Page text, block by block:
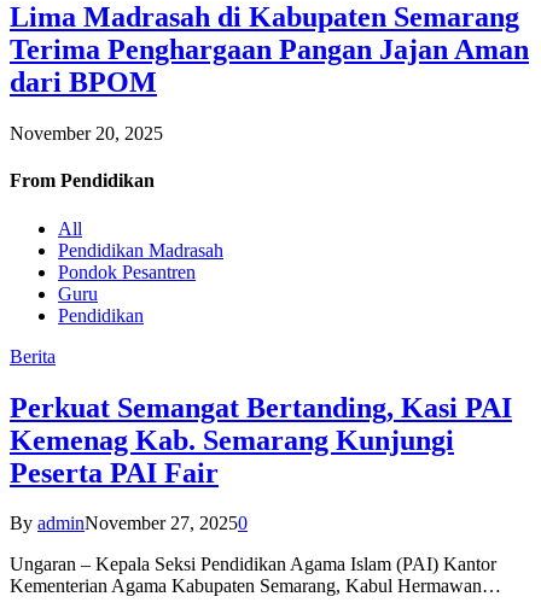
Lima Madrasah di Kabupaten Semarang
Terima Penghargaan Pangan Jajan Aman
dari BPOM
November 20, 2025
From Pendidikan
All
Pendidikan Madrasah
Pondok Pesantren
Guru
Pendidikan
Berita
Perkuat Semangat Bertanding, Kasi PAI
Kemenag Kab. Semarang Kunjungi
Peserta PAI Fair
By adminNovember 27, 20250
Ungaran – Kepala Seksi Pendidikan Agama Islam (PAI) Kantor
Kementerian Agama Kabupaten Semarang, Kabul Hermawan…